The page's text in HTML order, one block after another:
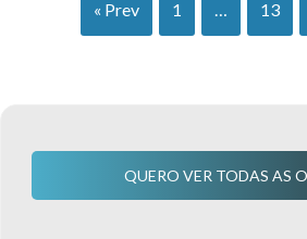
« Prev 1 … 13
QUERO VER TODAS AS